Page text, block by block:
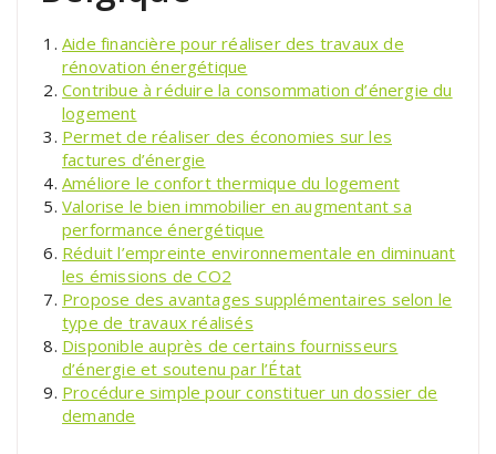
Aide financière pour réaliser des travaux de
rénovation énergétique
Contribue à réduire la consommation d’énergie du
logement
Permet de réaliser des économies sur les
factures d’énergie
Améliore le confort thermique du logement
Valorise le bien immobilier en augmentant sa
performance énergétique
Réduit l’empreinte environnementale en diminuant
les émissions de CO2
Propose des avantages supplémentaires selon le
type de travaux réalisés
Disponible auprès de certains fournisseurs
d’énergie et soutenu par l’État
Procédure simple pour constituer un dossier de
demande